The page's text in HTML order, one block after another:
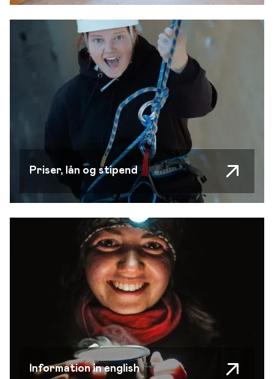
Priser, lån og stipend
Information in english